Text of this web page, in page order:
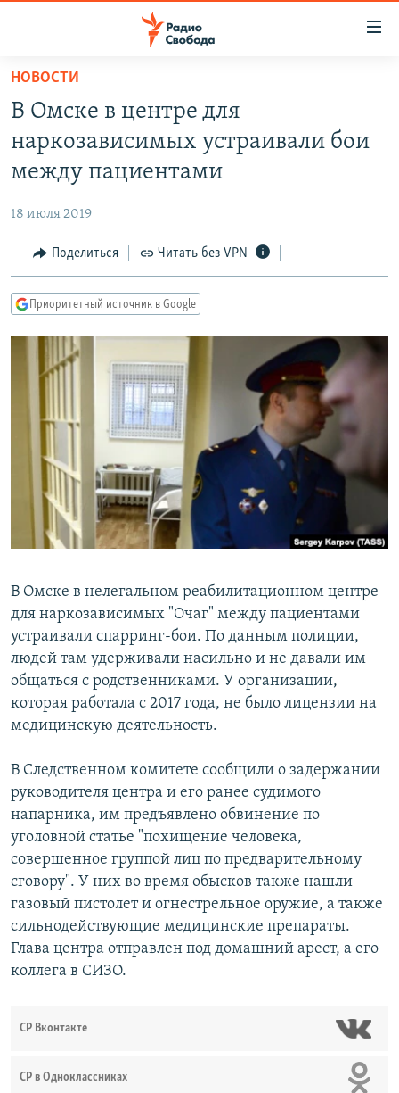
упрощенного
доступа
основному
Вернутся
Вернутся
поиску
АВТОРСКИЕ ПРОЕКТЫ
МНЕНИЯ
КУЛЬТУРА
КАВКАЗ.РЕАЛИИ
СЕВЕР.РЕАЛИИ
СИБИРЬ.РЕАЛИИ
РАСПИСАНИЕ ВЕЩАНИЯ
ПОДПИШИТЕСЬ НА РАССЫЛКУ
СОЦИАЛЬНЫЕ СЕТИ
Все сайты РСЕ/РС
НОВОСТИ
В Омске в центре для
наркозависимых устраивали бои
между пациентами
18 июля 2019
Поделиться Читать без VPN
Приоритетный источник в Google
В Омске в нелегальном реабилитационном центре
для наркозависимых "Очаг" между пациентами
устраивали спарринг-бои. По данным полиции,
людей там удерживали насильно и не давали им
общаться с родственниками. У организации,
которая работала с 2017 года, не было лицензии на
медицинскую деятельность.
В Следственном комитете сообщили о задержании
руководителя центра и его ранее судимого
напарника, им предъявлено обвинение по
уголовной статье "похищение человека,
совершенное группой лиц по предварительному
сговору". У них во время обысков также нашли
газовый пистолет и огнестрельное оружие, а также
сильнодействующие медицинские препараты.
Глава центра отправлен под домашний арест, а его
коллега в СИЗО.
СР Вконтакте
СР в Одноклассниках